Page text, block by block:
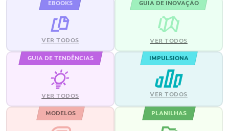
EBOOKS
VER TODOS
GUIA DE INOVAÇÃO
VER TODOS
GUIA DE TENDÊNCIAS
VER TODOS
IMPULSIONA
VER TODOS
MODELOS PLANILHAS